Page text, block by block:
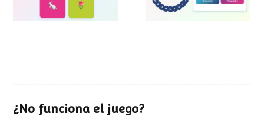
¿No funciona el juego?